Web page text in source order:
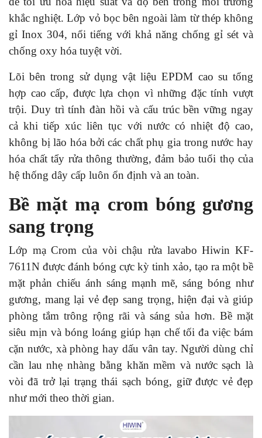
khắc nghiệt. Lớp vỏ bọc bên ngoài làm từ thép không
gỉ Inox 304, nổi tiếng với khả năng chống gỉ sét và
chống oxy hóa tuyệt vời.
Lõi bên trong sử dụng vật liệu EPDM cao su tổng
hợp cao cấp, được lựa chọn vì những đặc tính vượt
trội. Duy trì tính đàn hồi và cấu trúc bền vững ngay
cả khi tiếp xúc liên tục với nước có nhiệt độ cao,
không bị lão hóa bởi các chất phụ gia trong nước hay
hóa chất tẩy rửa thông thường, đảm bảo tuổi thọ của
hệ thống dây cấp luôn ổn định và an toàn.
Bề mặt mạ crom bóng gương
sang trọng
Lớp mạ Crom của vòi chậu rửa lavabo Hiwin KF-
7611N được đánh bóng cực kỳ tinh xảo, tạo ra một bề
mặt phản chiếu ánh sáng mạnh mẽ, sáng bóng như
gương, mang lại vẻ đẹp sang trọng, hiện đại và giúp
phòng tắm trông rộng rãi và sáng sủa hơn. Bề mặt
siêu mịn và bóng loáng giúp hạn chế tối đa việc bám
cặn nước, xà phòng hay dấu vân tay. Người dùng chỉ
cần lau nhẹ nhàng bằng khăn mềm và nước sạch là
vòi đã trở lại trạng thái sạch bóng, giữ được vẻ đẹp
như mới theo thời gian.